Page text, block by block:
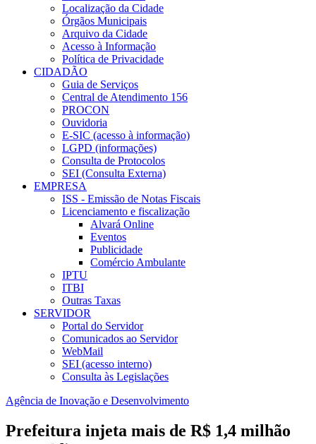
Localização da Cidade
Órgãos Municipais
Arquivo da Cidade
Acesso à Informação
Política de Privacidade
CIDADÃO
Guia de Serviços
Central de Atendimento 156
PROCON
Ouvidoria
E-SIC (acesso à informação)
LGPD (informações)
Consulta de Protocolos
SEI (Consulta Externa)
EMPRESA
ISS - Emissão de Notas Fiscais
Licenciamento e fiscalização
Alvará Online
Eventos
Publicidade
Comércio Ambulante
IPTU
ITBI
Outras Taxas
SERVIDOR
Portal do Servidor
Comunicados ao Servidor
WebMail
SEI (acesso interno)
Consulta às Legislações
Agência de Inovação e Desenvolvimento
Prefeitura injeta mais de R$ 1,4 milhão